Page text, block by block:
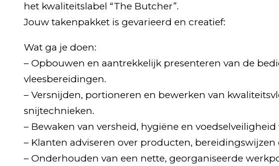
het kwaliteitslabel “The Butcher”.
Jouw takenpakket is gevarieerd en creatief:
Wat ga je doen:
– Opbouwen en aantrekkelijk presenteren van de
vleesbereidingen.
– Versnijden, portioneren en bewerken van
snijtechnieken.
– Bewaken van versheid, hygiëne en
– Klanten adviseren over producten,
– Onderhouden van een nette, georganiseerde